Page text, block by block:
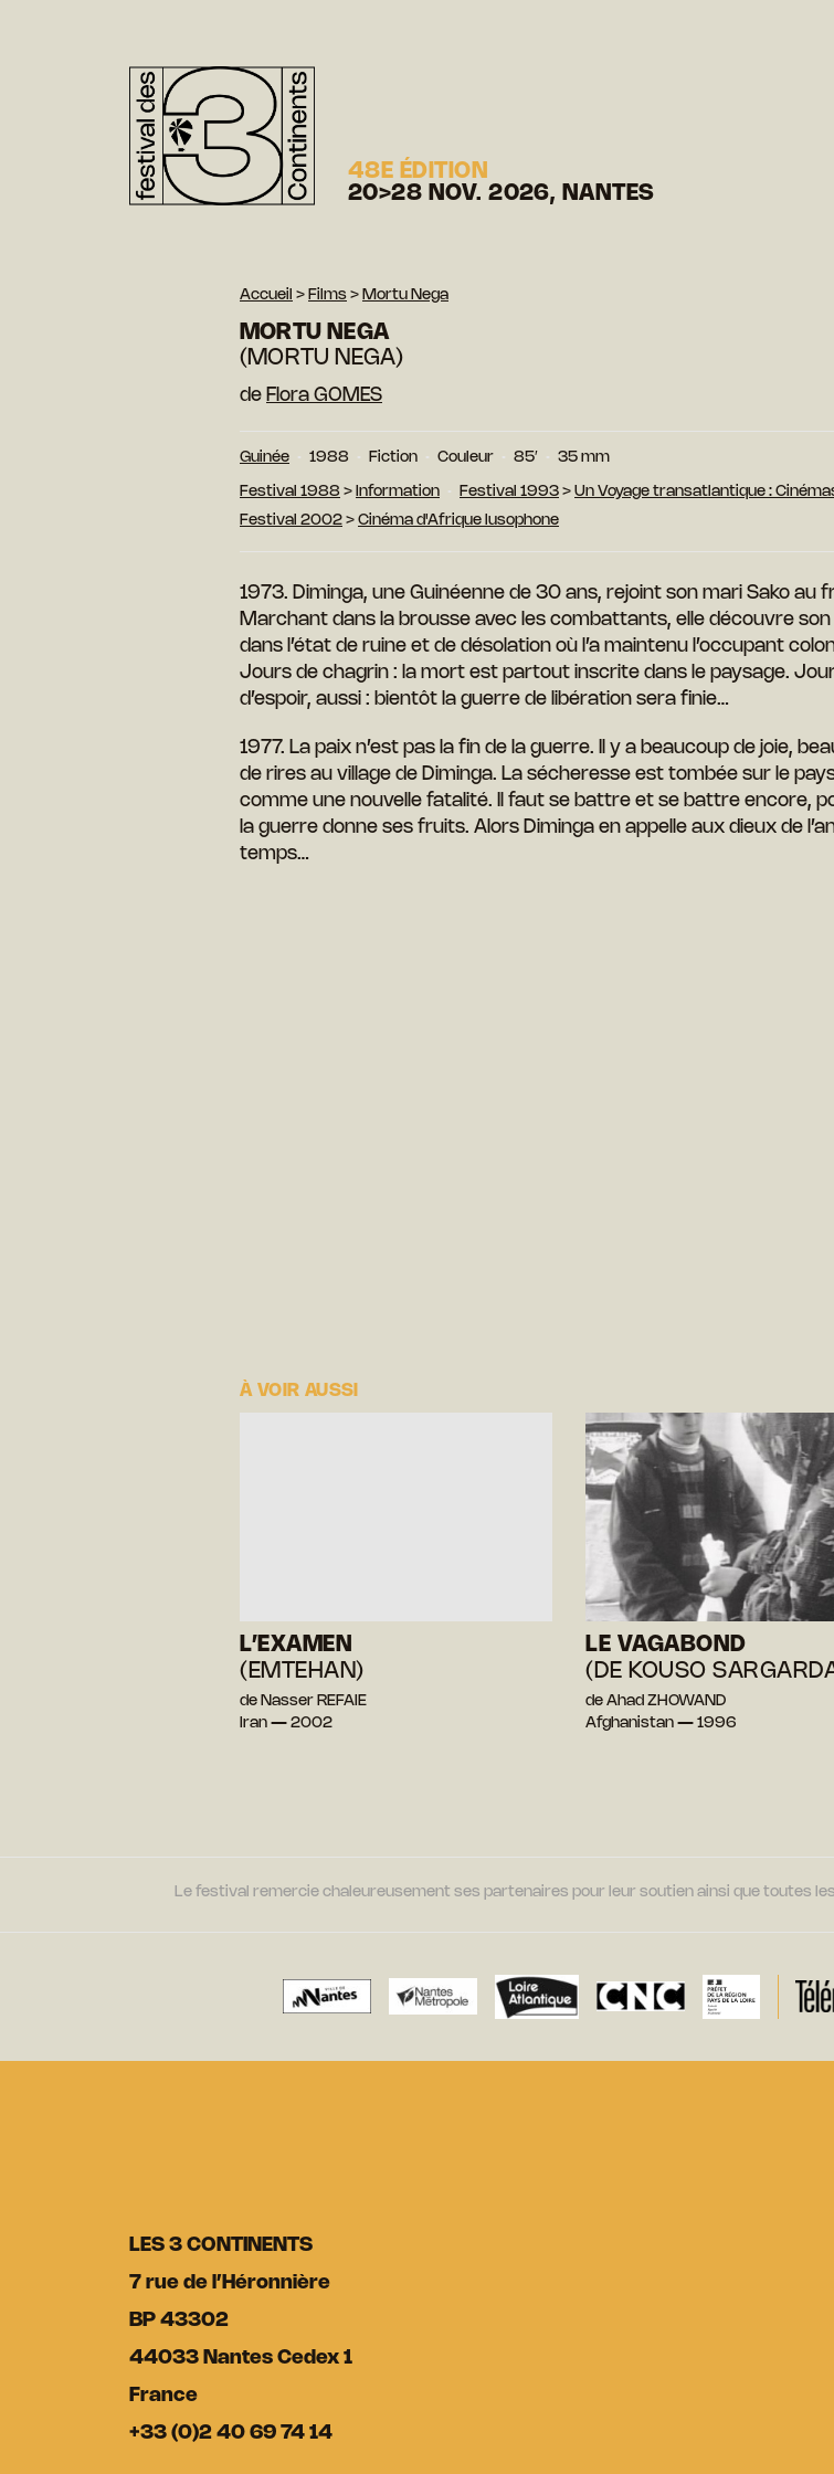
48E ÉDITION
20>28 NOV. 2026, NANTES
Accueil > Films > Mortu Nega
MORTU NEGA
(MORTU NEGA)
de Flora GOMES
Guinée 1988 Fiction Couleur 85′ 35 mm
Festival 1988 > Information Festival 1993 > Un Voyage transatlantique :
Festival 2002 > Cinéma d'Afrique lusophone
1973. Diminga, une Guinéenne de 30 ans, rejoint son mari Sako au
Marchant dans la brousse avec les combattants, elle découvre son
dans l’état de ruine et de désolation où l’a maintenu l’occupant
Jours de chagrin : la mort est partout inscrite dans le paysage.
d’espoir, aussi : bientôt la guerre de libération sera finie…
1977. La paix n’est pas la fin de la guerre. Il y a beaucoup de joie,
de rires au village de Diminga. La sécheresse est tombée sur le
comme une nouvelle fatalité. Il faut se battre et se battre encore,
la guerre donne ses fruits. Alors Diminga en appelle aux dieux de
temps…
À VOIR AUSSI
L’EXAMEN
(EMTEHAN)
de Nasser REFAIE
Iran — 2002
LE VAGABOND
(DE KOUSO
de Ahad ZHOWAND
Afghanistan — 1996
Le festival remercie chaleureusement ses partenaires pour leur soutien ainsi que toutes
LES 3 CONTINENTS
7 rue de l’Héronnière
BP 43302
44033 Nantes Cedex 1
France
+33 (0)2 40 69 74 14